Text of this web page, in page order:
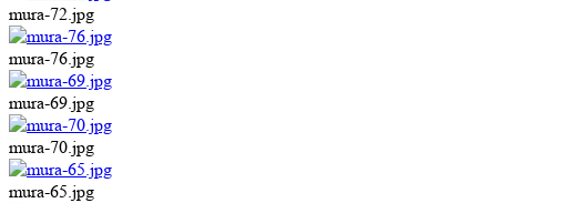
mura-72.jpg
mura-76.jpg
mura-69.jpg
mura-70.jpg
mura-65.jpg